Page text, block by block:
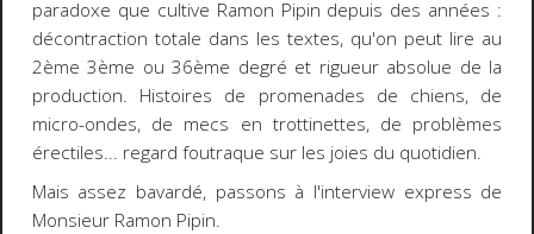
paradoxe que cultive Ramon Pipin depuis des années :
décontraction totale dans les textes, qu'on peut lire au
2ème 3ème ou 36ème degré et rigueur absolue de la
production. Histoires de promenades de chiens, de
micro-ondes, de mecs en trottinettes, de problèmes
érectiles... regard foutraque sur les joies du quotidien.
Mais assez bavardé, passons à l'interview express de
Monsieur Ramon Pipin.